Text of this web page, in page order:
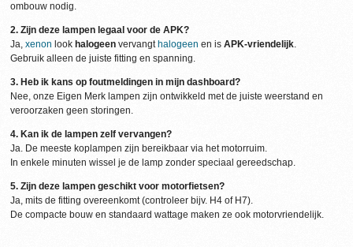
ombouw nodig.
2. Zijn deze lampen legaal voor de APK?
Ja,xenon look halogeen vervangt halogeen en isAPK-vriendelijk.
Gebruik alleen de juiste fitting en spanning.
3. Heb ik kans op foutmeldingen in mijn dashboard?
Nee, onze Eigen Merk lampen zijn ontwikkeld met de juiste weerstand en
veroorzaken geen storingen.
4. Kan ik de lampen zelf vervangen?
Ja. De meeste koplampen zijn bereikbaar via het motorruim.
In enkele minuten wissel je de lamp zonder speciaal gereedschap.
5. Zijn deze lampen geschikt voor motorfietsen?
Ja, mits de fitting overeenkomt (controleer bijv. H4 of H7).
De compacte bouw en standaard wattage maken ze ook motorvriendelijk.